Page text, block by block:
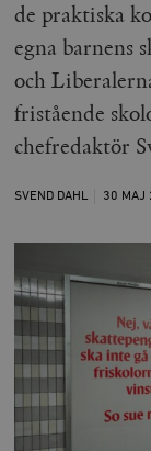
de praktiska
egna barnens
och
fristående
chefredaktör
SVEND DAHL 30 MAJ